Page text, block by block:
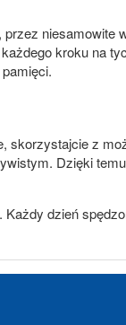
niesamowite
kroku na
z
Dzięki
dzień